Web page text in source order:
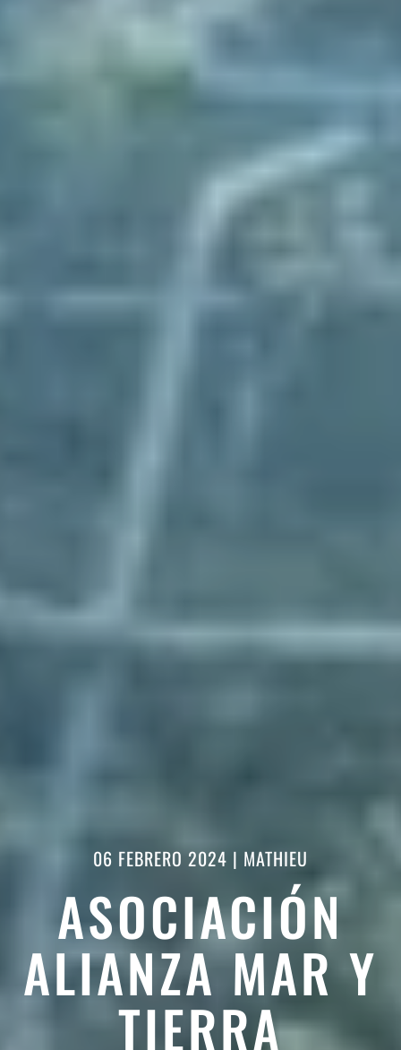
06 FEBRERO 2024 | MATHIEU
ASOCIACIÓN
ALIANZA MAR Y
TIERRA